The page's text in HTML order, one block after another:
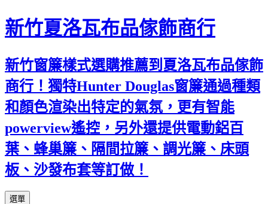
新竹夏洛瓦布品傢飾商行
新竹窗簾樣式選購推薦到夏洛瓦布品傢飾
商行！獨特Hunter Douglas窗簾通過種類
和顏色渲染出特定的氣氛，更有智能
powerview遙控，另外還提供電動鋁百
葉、蜂巢簾、隔間拉簾、調光簾、床頭
板、沙發布套等訂做！
選單